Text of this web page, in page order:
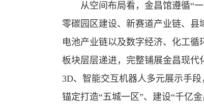
从空间布局看，金昌馆遵循“一
零碳园区建设、新赛道产业链、
电池产业链以及数字经济、化工
板块层层递进，完整铺展金昌现
3D、智能交互机器人多元展示手
锚定打造“五城一区”、建设“千亿